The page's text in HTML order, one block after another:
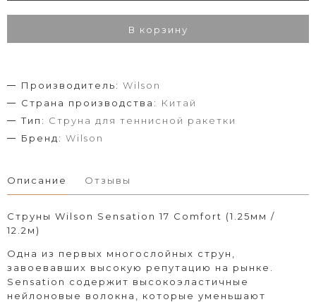
В корзину
Производитель: Wilson
Страна производства:
Китай
Тип: Струна для теннисной ракетки
Бренд: Wilson
Описание Отзывы
Струны Wilson Sensation 17 Comfort (1.25мм /
12.2м)
Одна из первых многослойных струн,
завоевавших высокую репутацию на рынке.
Sensation содержит высокоэластичные
нейлоновые волокна, которые уменьшают